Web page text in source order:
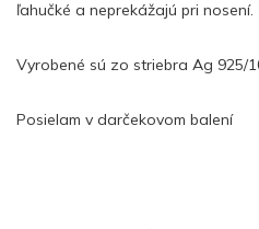
ľahučké a neprekážajú pri nosení.
Vyrobené sú zo striebra Ag
Posielam v darčekovom balení